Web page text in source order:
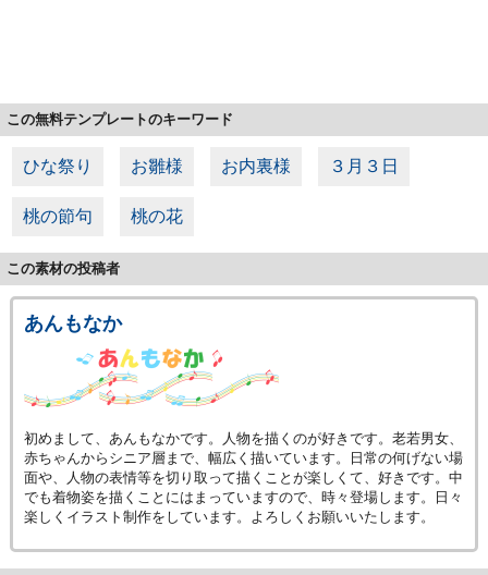
この無料テンプレートのキーワード
ひな祭り お雛様 お内裏様 ３月３日
桃の節句 桃の花
この素材の投稿者
あんもなか
初めまして、あんもなかです。人物を描くのが好きです。老若男女、
赤ちゃんからシニア層まで、幅広く描いています。日常の何げない場
面や、人物の表情等を切り取って描くことが楽しくて、好きです。中
でも着物姿を描くことにはまっていますので、時々登場します。日々
楽しくイラスト制作をしています。よろしくお願いいたします。